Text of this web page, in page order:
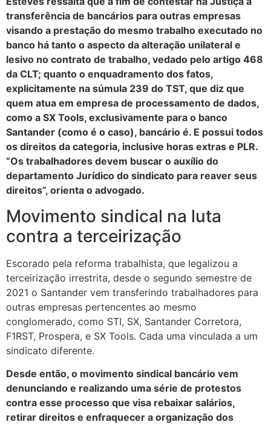
transferência de bancários para outras empresas
visando a prestação do mesmo trabalho executado no
banco há tanto o aspecto da alteração unilateral e
lesivo no contrato de trabalho, vedado pelo artigo 468
da CLT; quanto o enquadramento dos fatos,
explicitamente na súmula 239 do TST, que diz que
quem atua em empresa de processamento de dados,
como a SX Tools, exclusivamente para o banco
Santander (como é o caso), bancário é. E possui todos
os direitos da categoria, inclusive horas extras e PLR.
“Os trabalhadores devem buscar o auxílio do
departamento Jurídico do sindicato para reaver seus
direitos”, orienta o advogado.
Movimento sindical na luta
contra a terceirização
Escorado pela reforma trabalhista, que legalizou a
terceirização irrestrita, desde o segundo semestre de
2021 o Santander vem transferindo trabalhadores para
outras empresas pertencentes ao mesmo
conglomerado, como STI, SX, Santander Corretora,
F1RST, Prospera, e SX Tools. Cada uma vinculada a um
sindicato diferente.
Desde então, o movimento sindical bancário vem
denunciando e realizando uma série de protestos
contra esse processo que visa rebaixar salários,
retirar direitos e enfraquecer a organização dos